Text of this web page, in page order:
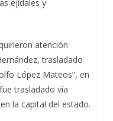
ejidales y
atención
trasladado
López Mateos”, en
trasladado vía
la capital del estado.